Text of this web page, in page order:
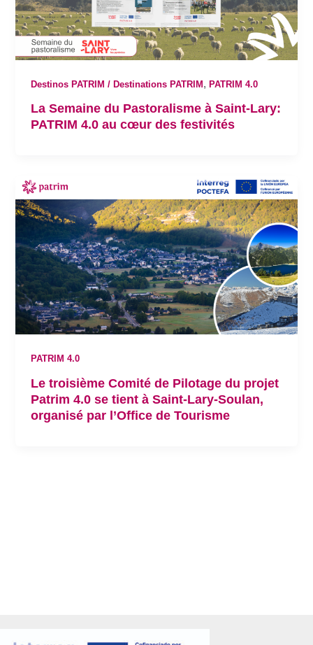
Destinos PATRIM / Destinations PATRIM ,PATRIM 4.0
La Semaine du Pastoralisme à Saint-Lary:
PATRIM 4.0 au cœur des festivités
PATRIM 4.0
Le troisième Comité de Pilotage du projet
Patrim 4.0 se tient à Saint-Lary-Soulan,
organisé par l’Office de Tourisme